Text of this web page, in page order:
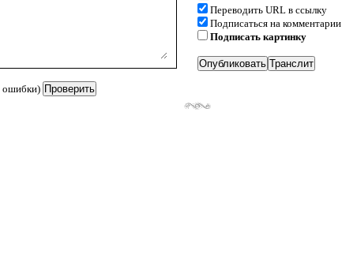
ошибки)
Переводить URL в ссылку
Подписаться на комментарии
Подписать картинку